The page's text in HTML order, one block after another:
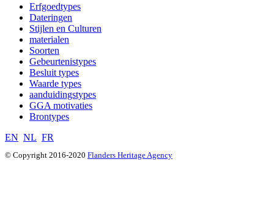
Erfgoedtypes
Dateringen
Stijlen en Culturen
materialen
Soorten
Gebeurtenistypes
Besluit types
Waarde types
aanduidingstypes
GGA motivaties
Brontypes
EN NL FR
© Copyright 2016-2020 Flanders Heritage Agency